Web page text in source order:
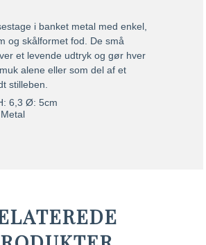
i banket metal med enkel,
og skålformet fod. De små
et levende udtryk og gør hver
alene eller som del af et
stilleben.
6,3 Ø: 5cm
Metal